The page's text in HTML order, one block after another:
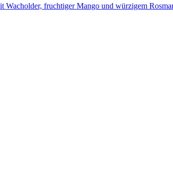
fruchtiger Mango und würzigem